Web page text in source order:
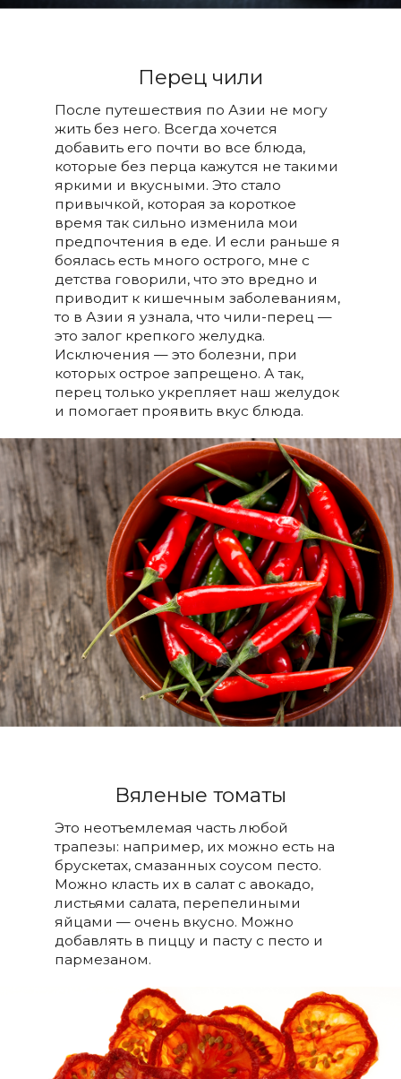
Перец чили
После путешествия по Азии не могу
жить без него. Всегда хочется
добавить его почти во все блюда,
которые без перца кажутся не такими
яркими и вкусными. Это стало
привычкой, которая за короткое
время так сильно изменила мои
предпочтения в еде. И если раньше я
боялась есть много острого, мне с
детства говорили, что это вредно и
приводит к кишечным заболеваниям,
то в Азии я узнала, что чили-перец —
это залог крепкого желудка.
Исключения — это болезни, при
которых острое запрещено. А так,
перец только укрепляет наш желудок
и помогает проявить вкус блюда.
Вяленые томаты
Это неотъемлемая часть любой
трапезы: например, их можно есть на
брускетах, смазанных соусом песто.
Можно класть их в салат с авокадо,
листьями салата, перепелиными
яйцами — очень вкусно. Можно
добавлять в пиццу и пасту с песто и
пармезаном.